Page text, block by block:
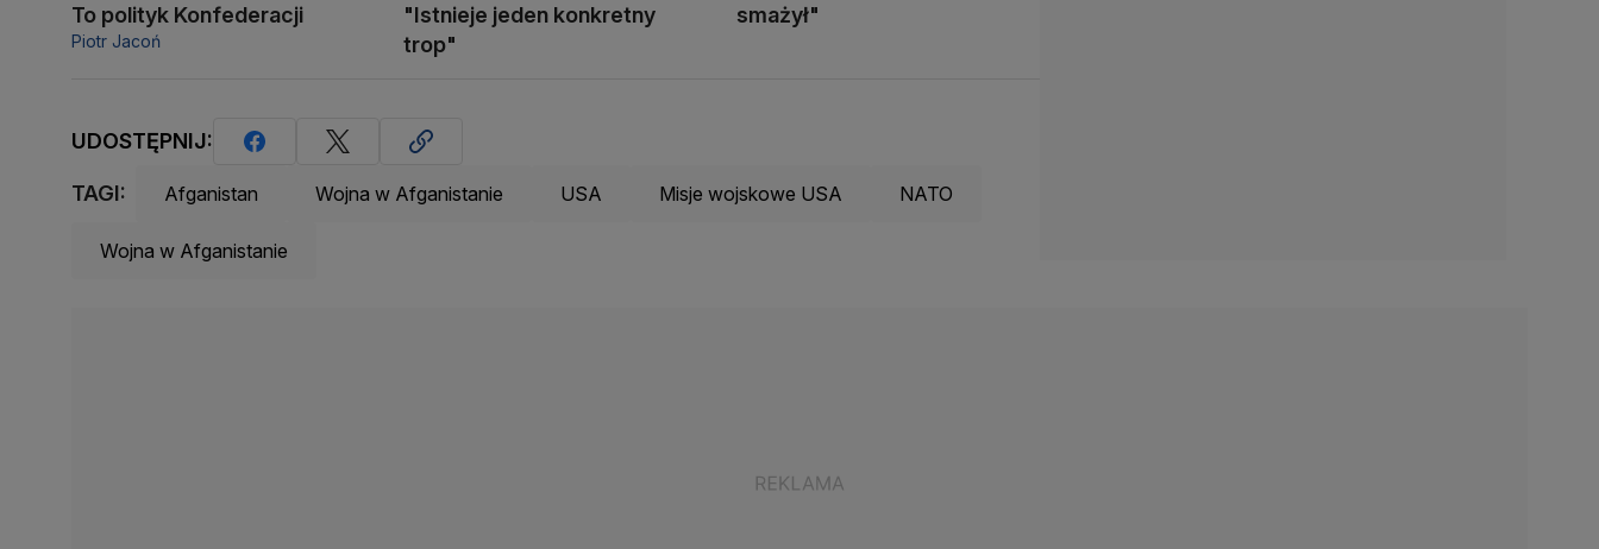
To polityk Konfederacji
Piotr Jacoń
"Istnieje jeden konkretny
trop"
smażył"
UDOSTĘPNIJ:
TAGI: Afganistan Wojna w Afganistanie USA Misje wojskowe USA NATO
Wojna w Afganistanie